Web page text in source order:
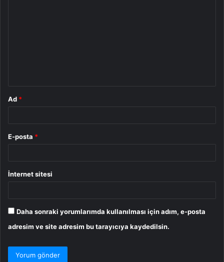
Ad *
E-posta *
İnternet sitesi
Daha sonraki yorumlarımda kullanılması için adım, e-posta
adresim ve site adresim bu tarayıcıya kaydedilsin.